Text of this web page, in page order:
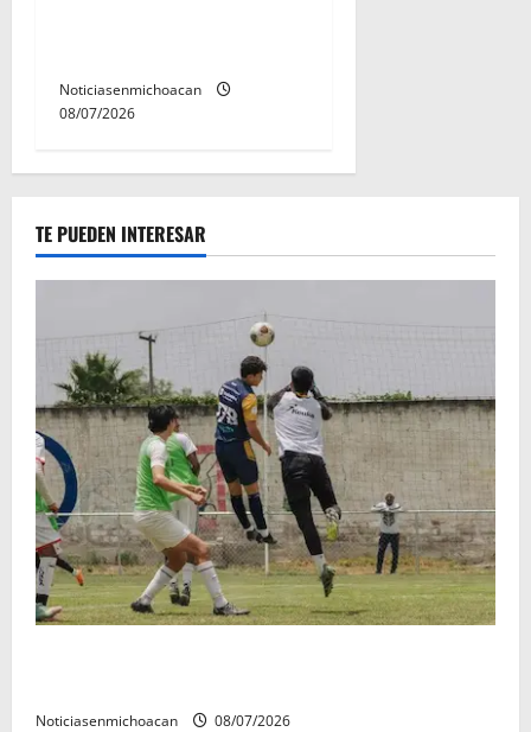
Noticiasenmichoacan
08/07/2026
TE PUEDEN INTERESAR
Noticiasenmichoacan 08/07/2026